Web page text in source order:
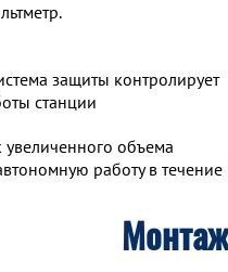
защиты контролирует
станции
объема
работу в